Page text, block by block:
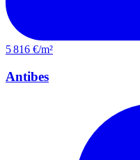
5 816 €/m²
Antibes